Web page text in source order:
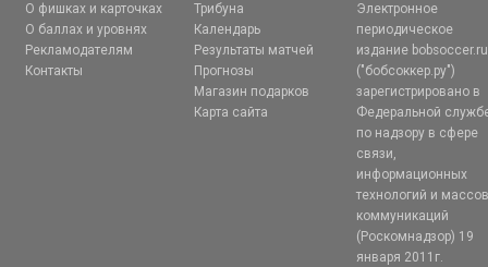
О фишках и карточках
О баллах и уровнях
Рекламодателям
Контакты
Трибуна
Календарь
Результаты матчей
Прогнозы
Магазин подарков
Карта сайта
Электронное
периодическое
издание bobsoccer.ru
("бобсоккер.ру")
зарегистрировано в
Федеральной
по надзору в сфере
связи,
информационных
технологий и
коммуникаций
(Роскомнадзор) 19
января 2011г.